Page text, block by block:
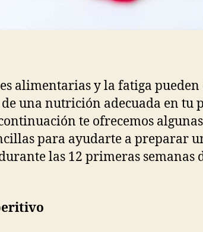
alimentarias y la fatiga
una nutrición adecuada en tu
te ofrecemos
para ayudarte a preparar
las 12 primeras semanas